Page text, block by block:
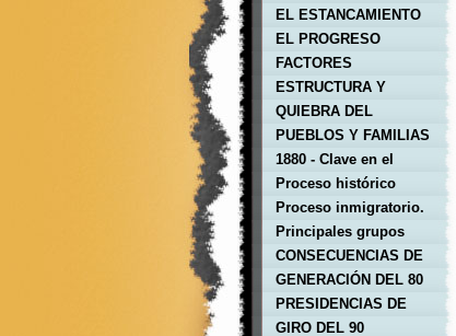
LITORAL
EL ESTANCAMIENTO
DEL INTERIOR
EL PROGRESO
TÉCNICO
FACTORES
CONDICIONANTES
ESTRUCTURA Y
DINÁMICA DEL
SISTEMA
QUIEBRA DEL
EQUILIBRIO
INTERREGIONAL
PUEBLOS Y FAMILIAS
ANTIGUOS
1880 - Clave en el
proceso histórico
argentino
Proceso histórico
argentino.
Proceso inmigratorio.
Principales grupos
étnicos
CONSECUENCIAS DE
LA INMIGRACIÓN
EUROPEA
GENERACIÓN DEL 80
PRESIDENCIAS DE
SARMIENTO Y
GIRO DEL 90